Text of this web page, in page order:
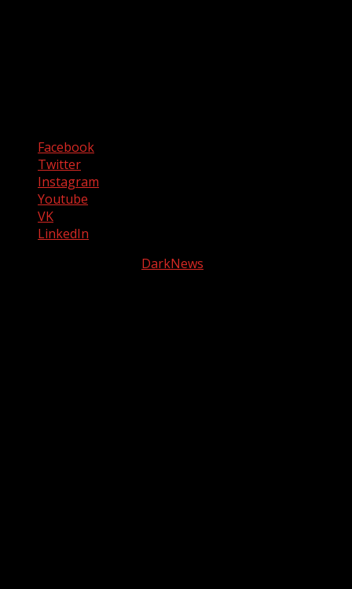
Facebook
Twitter
Instagram
Youtube
VK
LinkedIn
DarkNews